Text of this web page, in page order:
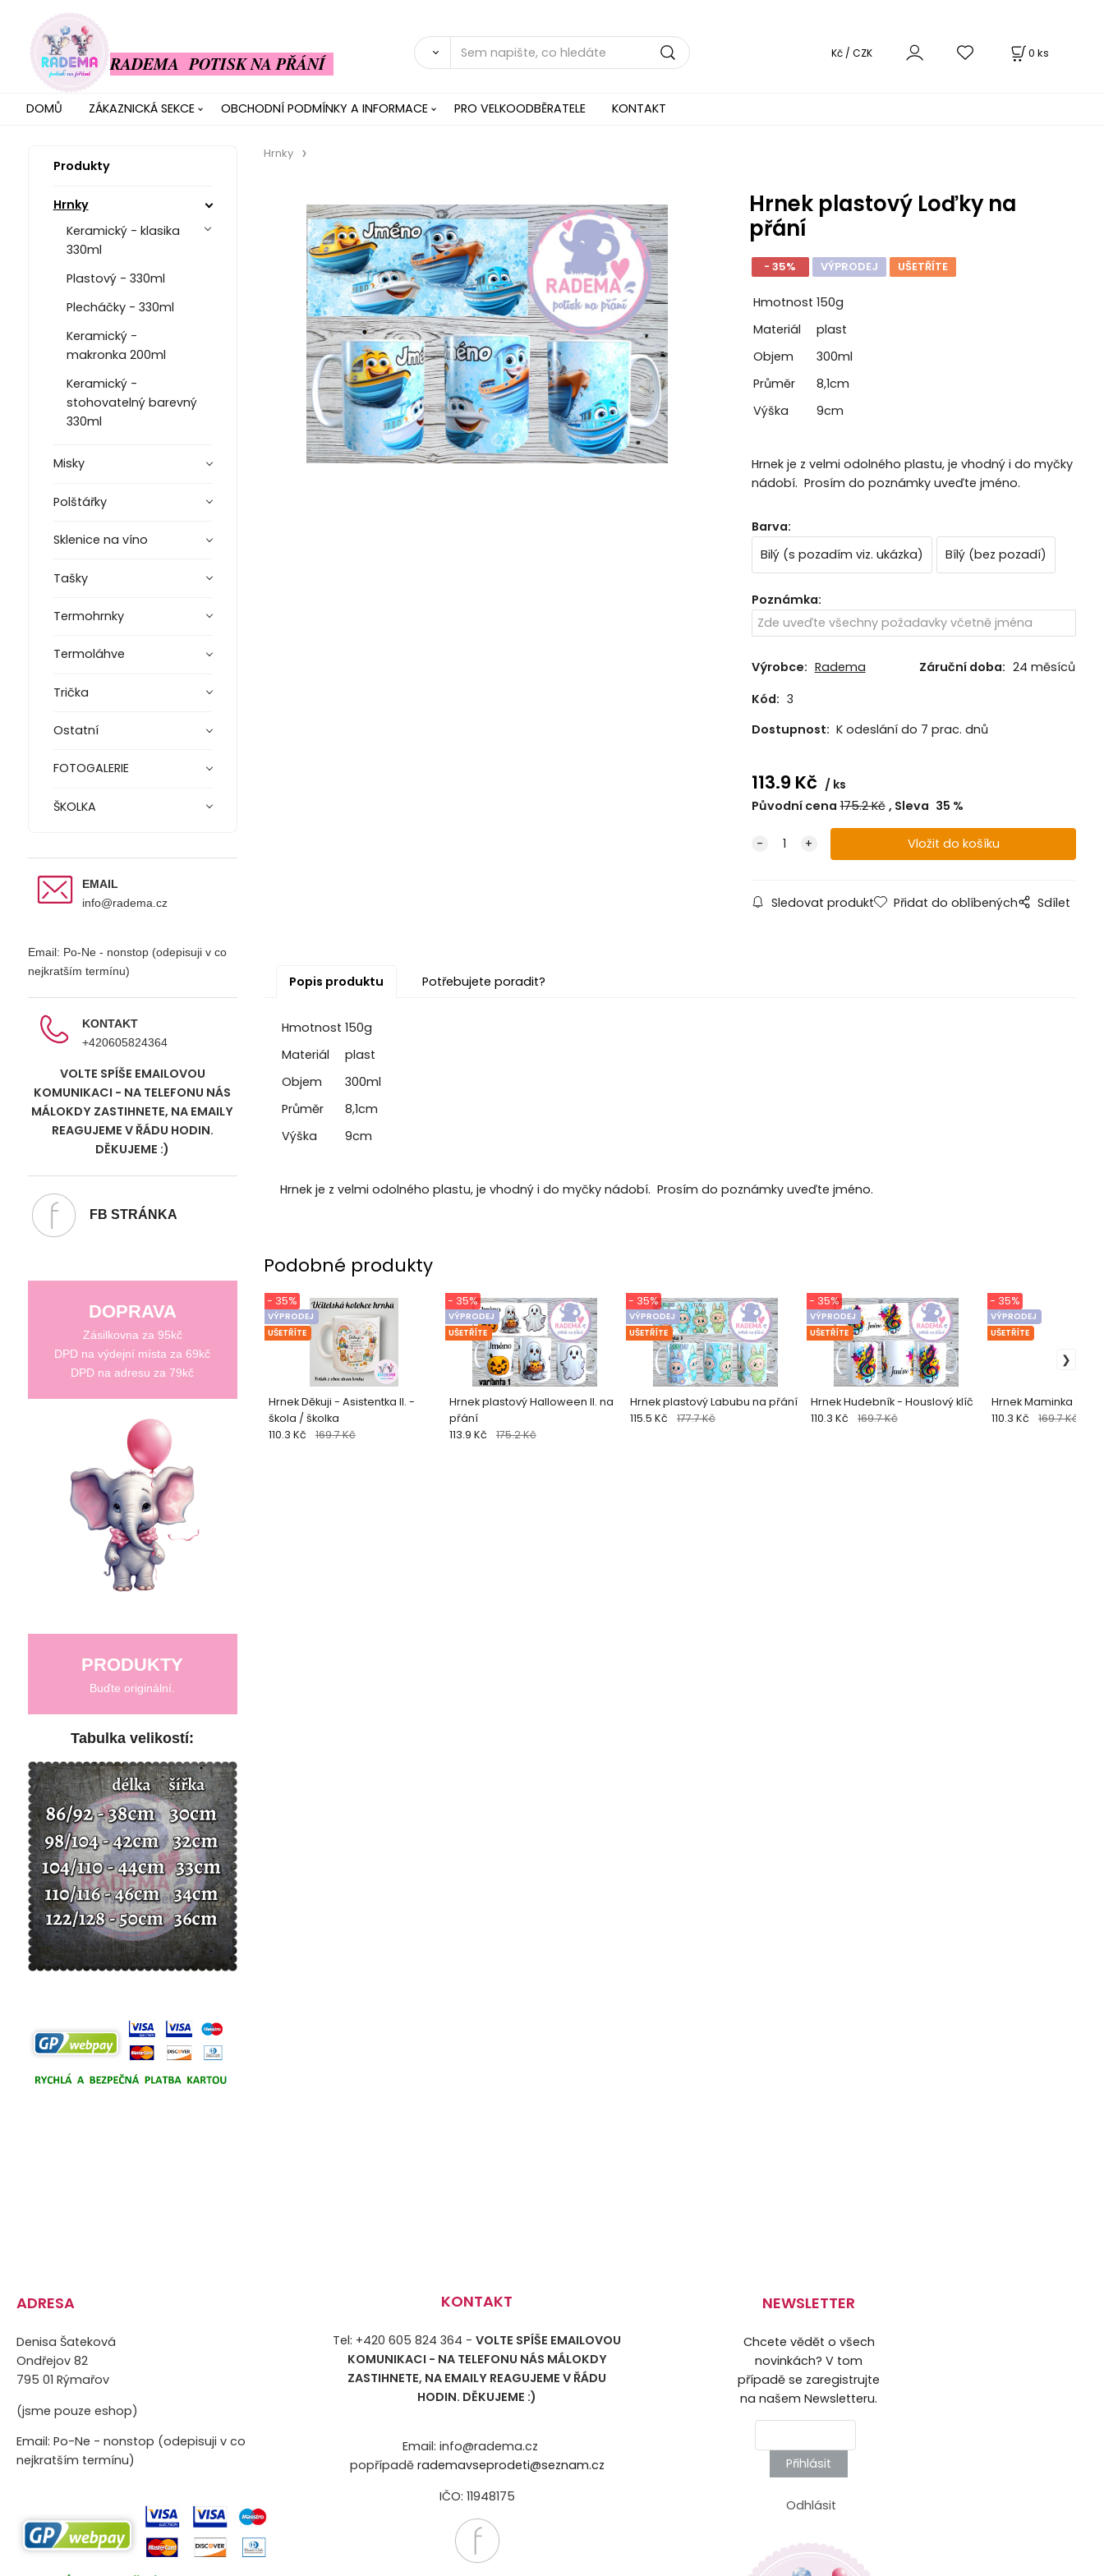
RADEMA POTISK NA PŘÁNÍ 0 ks
Kč / CZK
DOMŮ ZÁKAZNICKÁ SEKCE OBCHODNÍ PODMÍNKY A INFORMACE PRO VELKOODBĚRATELE KONTAKT
Produkty
Hrnky
Keramický - klasika
330ml
Plastový - 330ml
Plecháčky - 330ml
Keramický -
makronka 200ml
Keramický -
stohovatelný barevný
330ml
Misky
Polštářky
Sklenice na víno
Tašky
Termohrnky
Termoláhve
Trička
Ostatní
FOTOGALERIE
ŠKOLKA
EMAIL
info@radema.cz
Email: Po-Ne - nonstop (odepisuji v co
nejkratším termínu)
KONTAKT
+420605824364
VOLTE SPÍŠE EMAILOVOU
KOMUNIKACI - NA TELEFONU NÁS
MÁLOKDY ZASTIHNETE, NA EMAILY
REAGUJEME V ŘÁDU HODIN.
DĚKUJEME :)
FB STRÁNKA
DOPRAVA
Zásilkovna za 95kč
DPD na výdejní místa za 69kč
DPD na adresu za 79kč
PRODUKTY
Buďte originální.
Tabulka velikostí:
Hrnky
Hrnek plastový Loďky na
přání
- 35% VÝPRODEJ UŠETŘÍTE
Hmotnost 150g
Materiál
plast
Objem
300ml
Průměr
8,1cm
Výška
9cm
Hrnek je z velmi odolného plastu, je vhodný i do myčky
nádobí. Prosím do poznámky uveďte jméno.
Barva:
Bilý (s pozadím viz. ukázka)
Bílý (bez pozadí)
Poznámka:
Výrobce: Radema Záruční doba: 24 měsíců
Kód: 3
Dostupnost: K odeslání do 7 prac. dnů
113.9 Kč
ks
Původní cena 175.2Kč Sleva 35 %
Sledovat produkt Přidat do oblíbených Sdílet
Popis produktu Potřebujete poradit?
Hmotnost 150g
Materiál
plast
Objem
300ml
Průměr
8,1cm
Výška
9cm
Hrnek je z velmi odolného plastu, je vhodný i do myčky nádobí. Prosím do poznámky uveďte jméno.
Podobné produkty
Hrnek Děkuji - Asistentka II. -
škola / školka
VÝPRODEJ
UŠETŘÍTE
- 35%
110.3 Kč 169.7 Kč
Hrnek plastový Halloween II. na
přání
VÝPRODEJ
UŠETŘÍTE
- 35%
113.9 Kč 175.2 Kč
Hrnek plastový Labubu na přání
VÝPRODEJ
UŠETŘÍTE
- 35%
115.5 Kč 177.7 Kč
Hrnek Hudebník - Houslový klíč
VÝPRODEJ
UŠETŘÍTE
- 35%
110.3 Kč 169.7 Kč
Hrnek Maminka X.
VÝPRODEJ
UŠETŘÍTE
- 35%
110.3 Kč 169.7 Kč
ADRESA
Denisa Šateková
Ondřejov 82
795 01 Rýmařov
(jsme pouze eshop)
Email: Po-Ne - nonstop (odepisuji v co
nejkratším termínu)
KONTAKT
Tel: +420 605 824 364 -VOLTE SPÍŠE EMAILOVOU
KOMUNIKACI - NA TELEFONU NÁS MÁLOKDY
ZASTIHNETE, NA EMAILY REAGUJEME V ŘÁDU
HODIN. DĚKUJEME :)
Email: info@radema.cz
popřípadě rademavseprodeti@seznam.cz
IČO: 11948175
NEWSLETTER
Chcete vědět o všech
novinkách? V tom
případě se zaregistrujte
na našem Newsletteru.
Přihlásit
Odhlásit